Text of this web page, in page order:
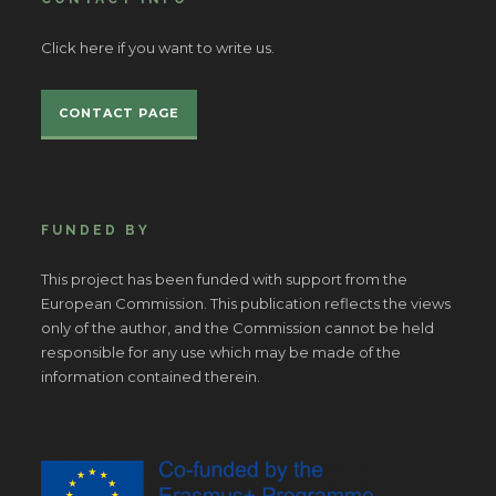
Click here if you want to write us.
CONTACT PAGE
FUNDED BY
This project has been funded with support from the
European Commission. This publication reflects the views
only of the author, and the Commission cannot be held
responsible for any use which may be made of the
information contained therein.